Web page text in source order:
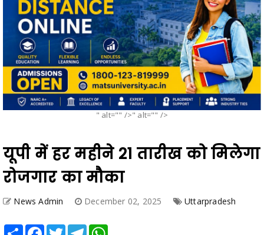
" alt="" />" alt="" />
यूपी में हर महीने 21 तारीख को मिलेगा
रोजगार का मौका
News Admin December 02, 2025 Uttarpradesh
Share Facebook
TwitterTelegram